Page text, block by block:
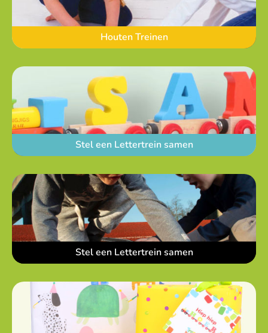
Houten Treinen
Stel een Lettertrein samen
Stel een Lettertrein samen